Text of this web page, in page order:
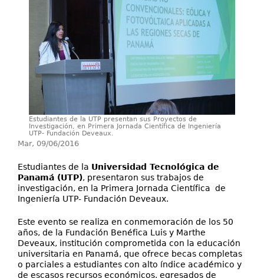
Internacional
Transparencia
Estudiantes de la UTP presentan sus Proyectos de
Investigación, en Primera Jornada Científica de Ingeniería
UTP- Fundación Deveaux.
Mar, 09/06/2016
Estudiantes de la Universidad Tecnológica de
Panamá (UTP), presentaron sus trabajos de
investigación, en la Primera Jornada Científica de
Ingeniería UTP- Fundación Deveaux.
Este evento se realiza en conmemoración de los 50
años, de la Fundación Benéfica Luis y Marthe
Deveaux, institución comprometida con la educación
universitaria en Panamá, que ofrece becas completas
o parciales a estudiantes con alto índice académico y
de escasos recursos económicos, egresados de